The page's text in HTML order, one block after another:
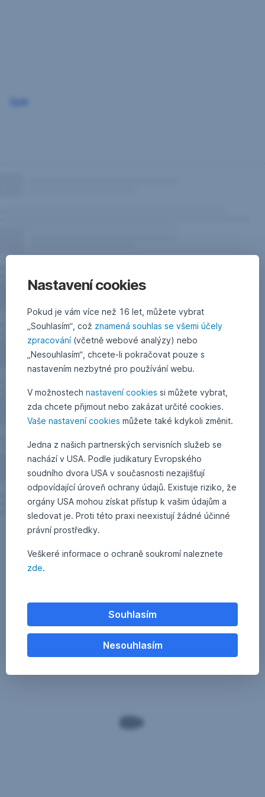
Nastavení cookies
Pokud je vám více než 16 let, můžete vybrat
„Souhlasím“, což znamená souhlas se všemi účely
zpracování(včetně webové analýzy) nebo
„Nesouhlasím“, chcete-li pokračovat pouze s
nastavením nezbytné pro používání webu.
V možnostech nastavení cookies si můžete vybrat,
zda chcete přijmout nebo zakázat určité cookies.
Vaše nastavení cookies můžete také kdykoli změnit.
Jedna z našich partnerských servisních služeb se
nachází v USA. Podle judikatury Evropského
soudního dvora USA v současnosti nezajišťují
odpovídající úroveň ochrany údajů. Existuje riziko, že
orgány USA mohou získat přístup k vašim údajům a
sledovat je. Proti této praxi neexistují žádné účinné
právní prostředky.
Veškeré informace o ochraně soukromí naleznete
zde.
Souhlasím
Nesouhlasím